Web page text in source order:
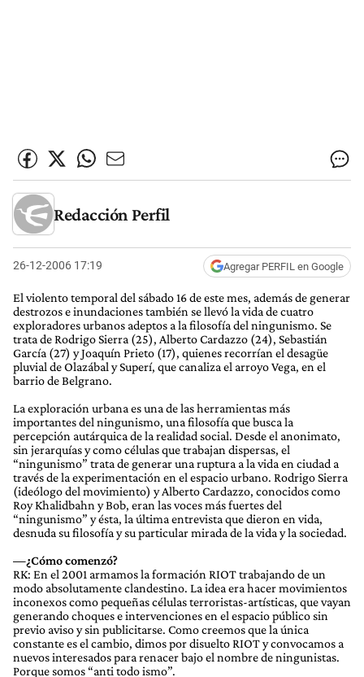
Redacción Perfil
26-12-2006 17:19 Agregar PERFIL en Google
El violento temporal del sábado 16 de este mes, además de generar
destrozos e inundaciones también se llevó la vida de cuatro
exploradores urbanos adeptos a la filosofía del ningunismo. Se
trata de Rodrigo Sierra (25), Alberto Cardazzo (24), Sebastián
García (27) y Joaquín Prieto (17), quienes recorrían el desagüe
pluvial de Olazábal y Superí, que canaliza el arroyo Vega, en el
barrio de Belgrano.
La exploración urbana es una de las herramientas más
importantes del ningunismo, una filosofía que busca la
percepción autárquica de la realidad social. Desde el anonimato,
sin jerarquías y como células que trabajan dispersas, el
“ningunismo” trata de generar una ruptura a la vida en ciudad a
través de la experimentación en el espacio urbano. Rodrigo Sierra
(ideólogo del movimiento) y Alberto Cardazzo, conocidos como
Roy Khalidbahn y Bob, eran las voces más fuertes del
“ningunismo” y ésta, la última entrevista que dieron en vida,
desnuda su filosofía y su particular mirada de la vida y la sociedad.
—¿Cómo comenzó?
RK: En el 2001 armamos la formación RIOT trabajando de un
modo absolutamente clandestino. La idea era hacer movimientos
inconexos como pequeñas células terroristas-artísticas, que vayan
generando choques e intervenciones en el espacio público sin
previo aviso y sin publicitarse. Como creemos que la única
constante es el cambio, dimos por disuelto RIOT y convocamos a
nuevos interesados para renacer bajo el nombre de ningunistas.
Porque somos “anti todo ismo”.